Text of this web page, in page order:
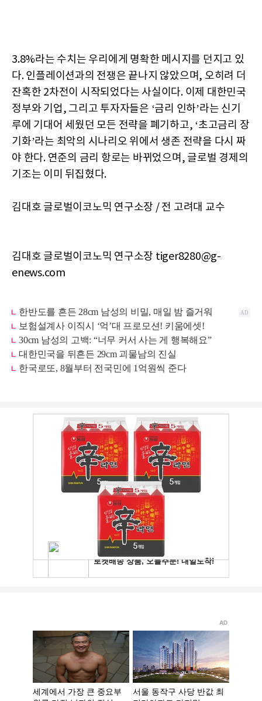
3.8%라는 수치는 우리에게 명확한 메시지를 던지고 있
다. 인플레이션과의 전쟁은 끝나지 않았으며, 오히려 더
잔혹한 2차전이 시작되었다는 사실이다. 이제 대한민국
정부와 기업, 그리고 투자자들은 ‘금리 인하’라는 신기
루에 기대어 세웠던 모든 전략을 폐기하고, ‘초고금리 장
기화’라는 최악의 시나리오 위에서 생존 전략을 다시 짜
야 한다. 연준의 금리 항로는 바뀌었으며, 글로벌 경제의
기조는 이미 뒤집혔다.
김대호 글로벌이코노믹 연구소장 / 전 고려대 교수
김대호 글로벌이코노믹 연구소장 tiger8280@g-
enews.com